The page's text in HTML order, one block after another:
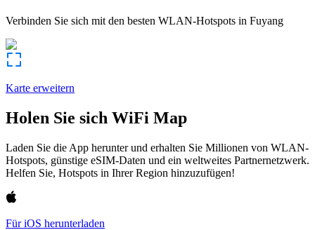
Verbinden Sie sich mit den besten WLAN-Hotspots in Fuyang
Karte erweitern
Holen Sie sich WiFi Map
Laden Sie die App herunter und erhalten Sie Millionen von WLAN-
Hotspots, günstige eSIM-Daten und ein weltweites Partnernetzwerk.
Helfen Sie, Hotspots in Ihrer Region hinzuzufügen!
Für iOS herunterladen